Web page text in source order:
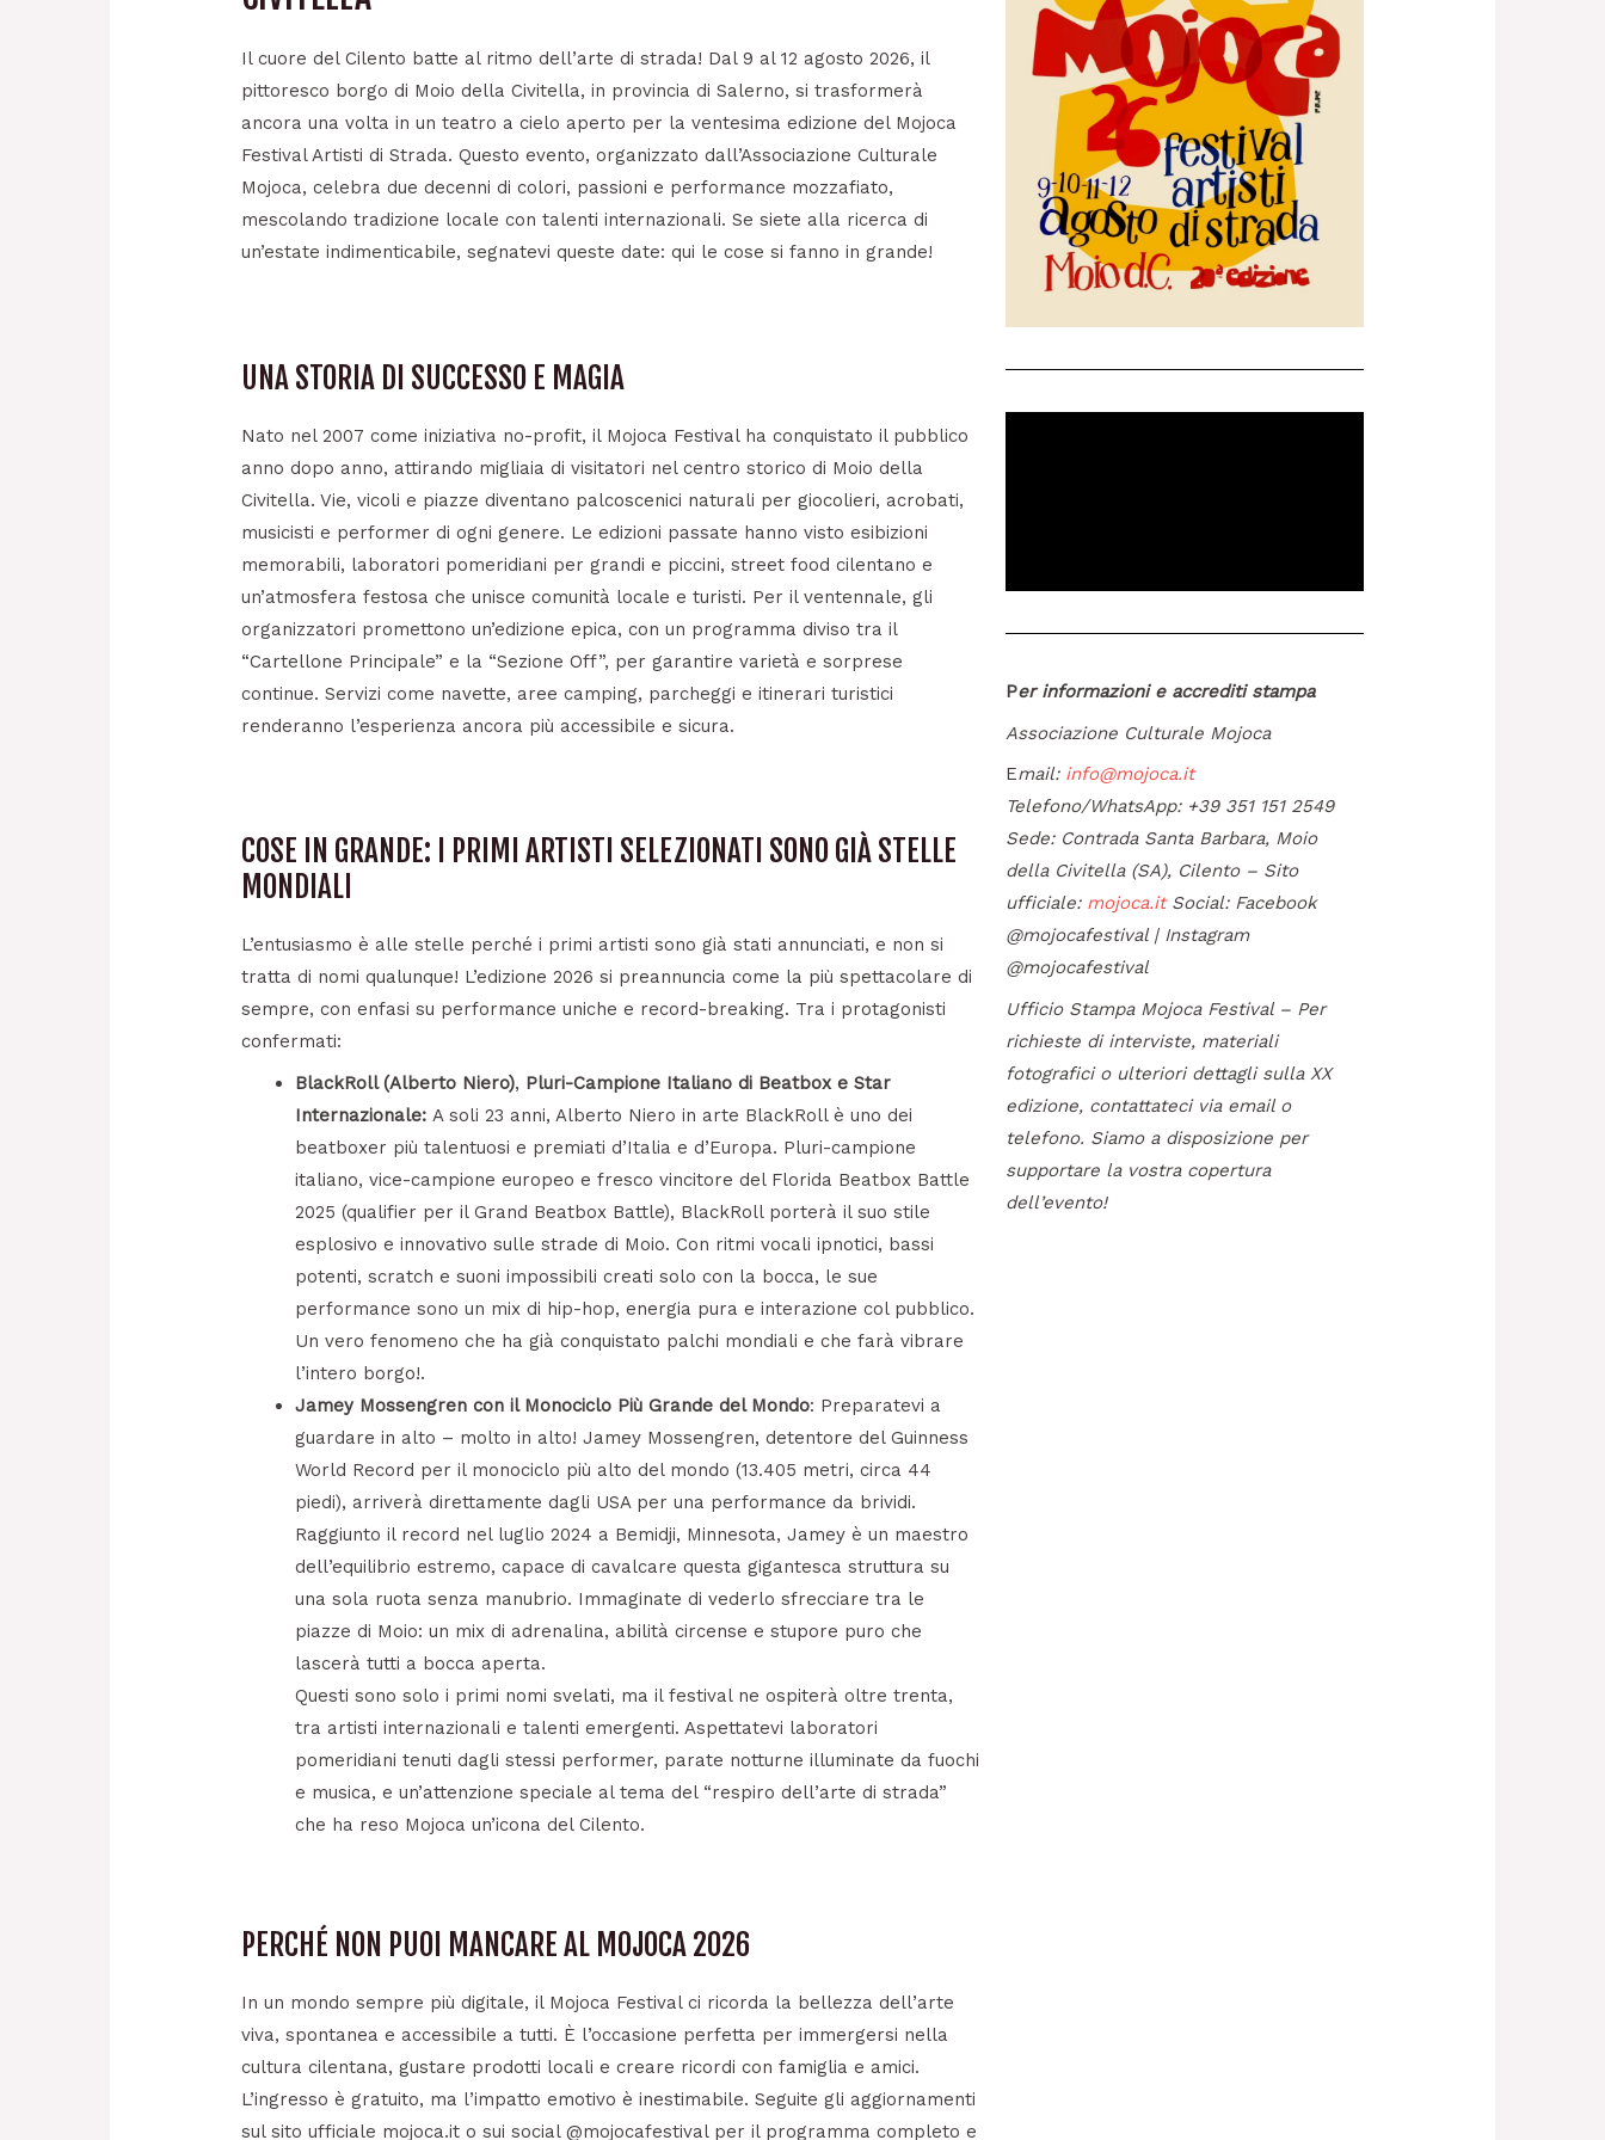
Il cuore del Cilento batte al ritmo dell’arte di strada! Dal 9 al 12 agosto 2026, il
pittoresco borgo di Moio della Civitella, in provincia di Salerno, si trasformerà
ancora una volta in un teatro a cielo aperto per la ventesima edizione del Mojoca
Festival Artisti di Strada. Questo evento, organizzato dall’Associazione Culturale
Mojoca, celebra due decenni di colori, passioni e performance mozzafiato,
mescolando tradizione locale con talenti internazionali. Se siete alla ricerca di
un’estate indimenticabile, segnatevi queste date: qui le cose si fanno in grande!
UNA STORIA DI SUCCESSO E MAGIA
Nato nel 2007 come iniziativa no-profit, il Mojoca Festival ha conquistato il pubblico
anno dopo anno, attirando migliaia di visitatori nel centro storico di Moio della
Civitella. Vie, vicoli e piazze diventano palcoscenici naturali per giocolieri, acrobati,
musicisti e performer di ogni genere. Le edizioni passate hanno visto esibizioni
memorabili, laboratori pomeridiani per grandi e piccini, street food cilentano e
un’atmosfera festosa che unisce comunità locale e turisti. Per il ventennale, gli
organizzatori promettono un’edizione epica, con un programma diviso tra il
“Cartellone Principale” e la “Sezione Off”, per garantire varietà e sorprese
continue. Servizi come navette, aree camping, parcheggi e itinerari turistici
renderanno l’esperienza ancora più accessibile e sicura.
COSE IN GRANDE: I PRIMI ARTISTI SELEZIONATI SONO GIÀ STELLE
MONDIALI
L’entusiasmo è alle stelle perché i primi artisti sono già stati annunciati, e non si
tratta di nomi qualunque! L’edizione 2026 si preannuncia come la più spettacolare di
sempre, con enfasi su performance uniche e record-breaking. Tra i protagonisti
confermati:
BlackRoll (Alberto Niero), Pluri-Campione Italiano di Beatbox e Star
Internazionale: A soli 23 anni, Alberto Niero in arte BlackRoll è uno dei
beatboxer più talentuosi e premiati d’Italia e d’Europa. Pluri-campione
italiano, vice-campione europeo e fresco vincitore del Florida Beatbox Battle
2025 (qualifier per il Grand Beatbox Battle), BlackRoll porterà il suo stile
esplosivo e innovativo sulle strade di Moio. Con ritmi vocali ipnotici, bassi
potenti, scratch e suoni impossibili creati solo con la bocca, le sue
performance sono un mix di hip-hop, energia pura e interazione col pubblico.
Un vero fenomeno che ha già conquistato palchi mondiali e che farà vibrare
l’intero borgo!.
Jamey Mossengren con il Monociclo Più Grande del Mondo: Preparatevi a
guardare in alto – molto in alto! Jamey Mossengren, detentore del Guinness
World Record per il monociclo più alto del mondo (13.405 metri, circa 44
piedi), arriverà direttamente dagli USA per una performance da brividi.
Raggiunto il record nel luglio 2024 a Bemidji, Minnesota, Jamey è un maestro
dell’equilibrio estremo, capace di cavalcare questa gigantesca struttura su
una sola ruota senza manubrio. Immaginate di vederlo sfrecciare tra le
piazze di Moio: un mix di adrenalina, abilità circense e stupore puro che
lascerà tutti a bocca aperta.
Questi sono solo i primi nomi svelati, ma il festival ne ospiterà oltre trenta,
tra artisti internazionali e talenti emergenti. Aspettatevi laboratori
pomeridiani tenuti dagli stessi performer, parate notturne illuminate da fuochi
e musica, e un’attenzione speciale al tema del “respiro dell’arte di strada”
che ha reso Mojoca un’icona del Cilento.
PERCHÉ NON PUOI MANCARE AL MOJOCA 2026
In un mondo sempre più digitale, il Mojoca Festival ci ricorda la bellezza dell’arte
viva, spontanea e accessibile a tutti. È l’occasione perfetta per immergersi nella
cultura cilentana, gustare prodotti locali e creare ricordi con famiglia e amici.
L’ingresso è gratuito, ma l’impatto emotivo è inestimabile. Seguite gli aggiornamenti
sul sito ufficiale mojoca.it o sui social @mojocafestival per il programma completo e
Per informazioni e accrediti stampa
Associazione Culturale Mojoca
Email: info@mojoca.it
Telefono/WhatsApp: +39 351 151 2549
Sede: Contrada Santa Barbara, Moio
della Civitella (SA), Cilento – Sito
ufficiale: mojoca.itSocial: Facebook
@mojocafestival | Instagram
@mojocafestival
Ufficio Stampa Mojoca Festival – Per
richieste di interviste, materiali
fotografici o ulteriori dettagli sulla XX
edizione, contattateci via email o
telefono. Siamo a disposizione per
supportare la vostra copertura
dell’evento!